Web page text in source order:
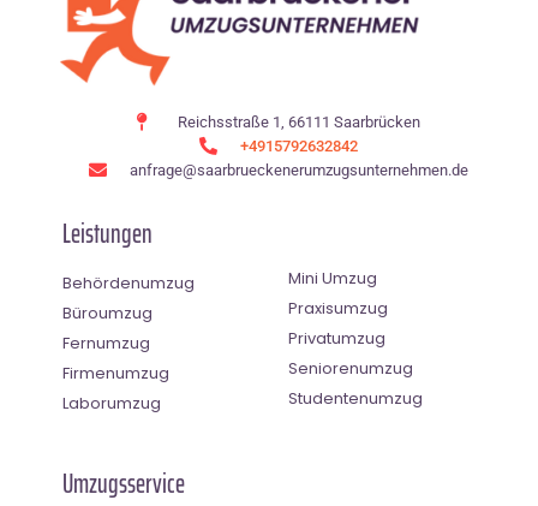
Reichsstraße 1, 66111 Saarbrücken
+4915792632842
anfrage@saarbrueckenerumzugsunternehmen.de
Leistungen
Behördenumzug
Büroumzug
Fernumzug
Firmenumzug
Laborumzug
Mini Umzug
Praxisumzug
Privatumzug
Seniorenumzug
Studentenumzug
Umzugsservice